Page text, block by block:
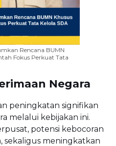
Rencana BUMN
Fokus Perkuat Tata
Negara
peningkatan signifikan
melalui kebijakan ini.
potensi kebocoran
sekaligus meningkatkan